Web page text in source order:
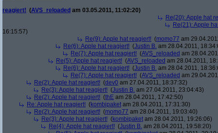
reagiert! (AVS_reloaded am 03.05.2011, 11:02:20)
Re(20): Apple hat
Re(21): Apple
16:15:57)
Re(9): Apple hat reagiert! (momo77 am
Re(6): Apple hat reagiert! (Justin B. am 28.04.2011,
Re(7): Apple hat reagiert! (AVS_reloaded am
Re(5): Apple hat reagiert! (AVS_reloaded am 28.04.2011,
Re(6): Apple hat reagiert! (Justin B. am 28.04.2011,
Re(7): Apple hat reagiert! (AVS_reloaded am
Re(2): Apple hat reagiert! (dev0 am 27.04.2011, 18:37:32)
Re(3): Apple hat reagiert! (Justin B. am 27.04.2011, 23:04:43)
Re(2): Apple hat reagiert! (thE am 28.04.2011, 17:42:50)
Re: Apple hat reagiert! (kombipaket am 28.04.2011, 17:31:30)
Re(2): Apple hat reagiert! (momo77 am 28.04.2011, 19:03:40)
Re(3): Apple hat reagiert! (kombipaket am 28.04.2011, 19:26:06)
Re(4): Apple hat reagiert! (Justin B. am 28.04.2011, 19:58:20)